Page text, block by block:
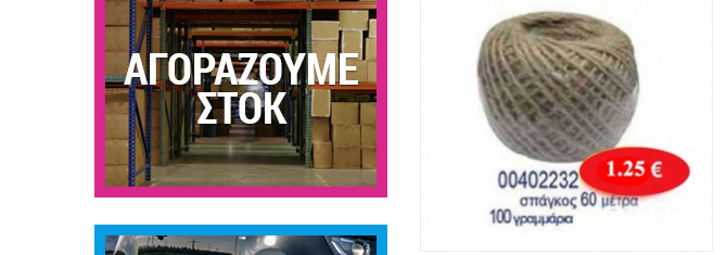
ΛΊΣΤΑ ΕΠΙΘΥΜΙΏΝ